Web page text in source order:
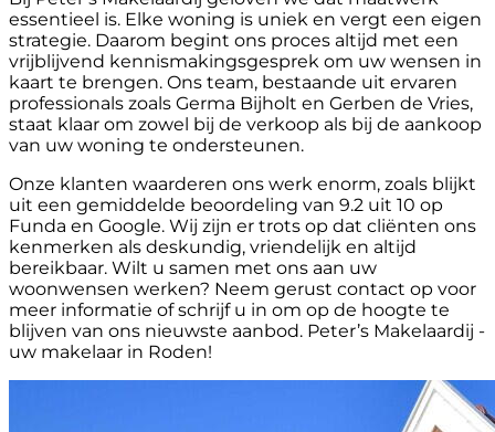
essentieel is. Elke woning is uniek en vergt een eigen
strategie. Daarom begint ons proces altijd met een
vrijblijvend kennismakingsgesprek om uw wensen in
kaart te brengen. Ons team, bestaande uit ervaren
professionals zoals Germa Bijholt en Gerben de Vries,
staat klaar om zowel bij de verkoop als bij de aankoop
van uw woning te ondersteunen.
Onze klanten waarderen ons werk enorm, zoals blijkt
uit een gemiddelde beoordeling van 9.2 uit 10 op
Funda en Google. Wij zijn er trots op dat cliënten ons
kenmerken als deskundig, vriendelijk en altijd
bereikbaar. Wilt u samen met ons aan uw
woonwensen werken? Neem gerust contact op voor
meer informatie of schrijf u in om op de hoogte te
blijven van ons nieuwste aanbod. Peter’s Makelaardij -
uw makelaar in Roden!